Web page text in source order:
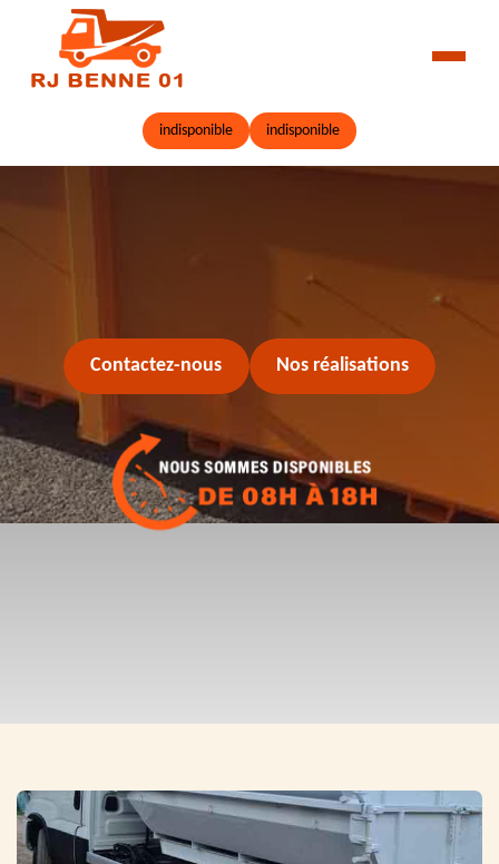
indisponible indisponible
Contactez-nous Nos réalisations